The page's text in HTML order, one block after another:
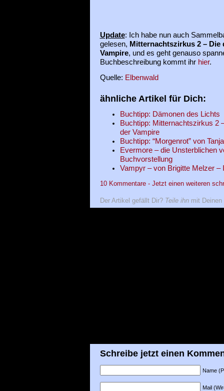
Update: Ich habe nun auch
gelesen, Mitternachtszirkus 2 – Die
Vampire, und es geht genauso
Buchbeschreibung kommt ihr hier.
Quelle: Elbenwald
ähnliche Artikel für Dich:
Buchtipp: Dämonen des Lichts
Buchtipp: Mitternachtszirkus 2
der Vampire
Buchtipp: “Morgenrot” von
Evermore – die Unsterblichen
Buchvorstellung
Vampyr – von Brigitte Melzer –
10 Kommentare - Jetzt einen weiteren
Der Artikel gefällt Dir? Teile ihnmit Deinen
Schreibe jetzt einen
Name
Mail